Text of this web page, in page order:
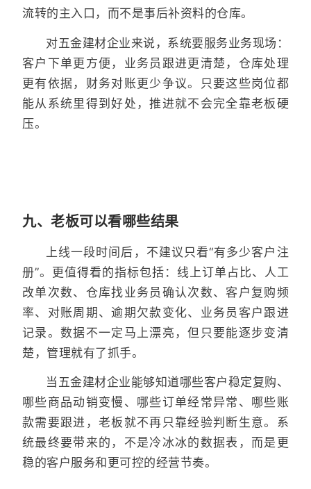
流转的主入口，而不是事后补资料的仓库。
对五金建材企业来说，系统要服务业务现场：
客户下单更方便，业务员跟进更清楚，仓库处理
更有依据，财务对账更少争议。只要这些岗位都
能从系统里得到好处，推进就不会完全靠老板硬
压。
九、老板可以看哪些结果
上线一段时间后，不建议只看“有多少客户注
册”。更值得看的指标包括：线上订单占比、人工
改单次数、仓库找业务员确认次数、客户复购频
率、对账周期、逾期欠款变化、业务员客户跟进
记录。数据不一定马上漂亮，但只要能逐步变清
楚，管理就有了抓手。
当五金建材企业能够知道哪些客户稳定复购、
哪些商品动销变慢、哪些订单经常异常、哪些账
款需要跟进，老板就不再只靠经验判断生意。系
统最终要带来的，不是冷冰冰的数据表，而是更
稳的客户服务和更可控的经营节奏。